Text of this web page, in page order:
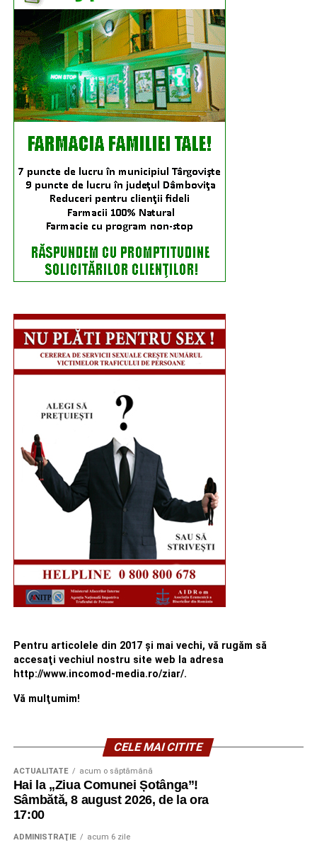
Pentru articolele din 2017 şi mai vechi, vă rugăm să
accesaţi vechiul nostru site web la adresa
http://www.incomod-media.ro/ziar/.
Vă mulţumim!
CELE MAI CITITE
ACTUALITATE acum o săptămână
Hai la „Ziua Comunei Șotânga”!
Sâmbătă, 8 august 2026, de la ora
17:00
ADMINISTRAŢIE acum 6 zile